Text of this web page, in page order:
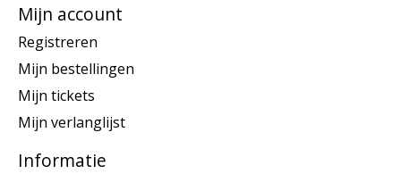
Mijn account
Registreren
Mijn bestellingen
Mijn tickets
Mijn verlanglijst
Informatie